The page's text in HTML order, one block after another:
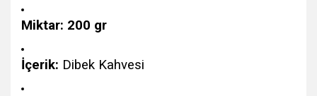
Miktar: 200 gr
İçerik: Dibek Kahvesi